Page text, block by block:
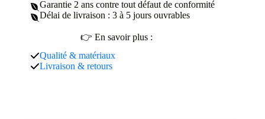
Garantie 2 ans contre tout défaut de conformité
Délai de livraison : 3 à 5 jours ouvrables
👉 En savoir plus :
Qualité & matériaux
Livraison & retours